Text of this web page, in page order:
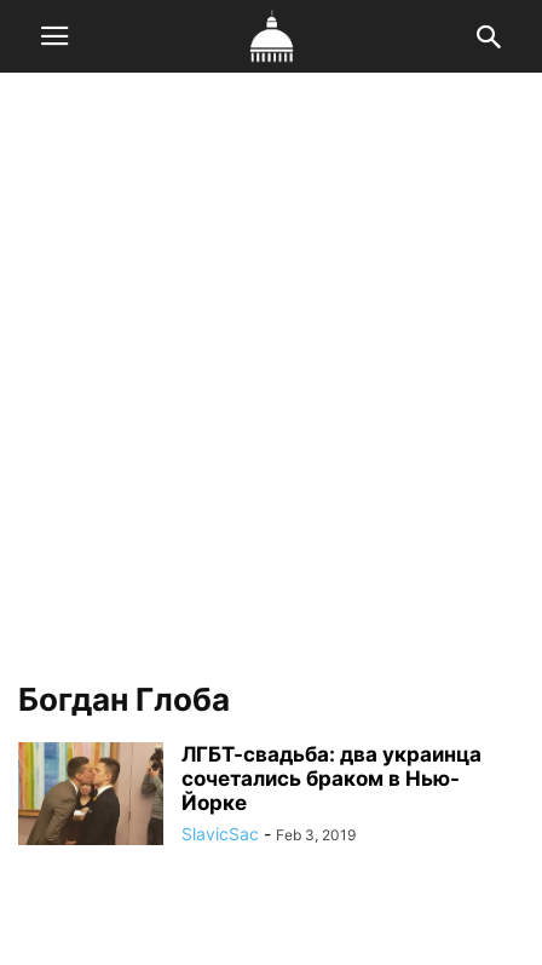
Богдан Глоба
ЛГБТ-свадьба: два украинца
сочетались браком в Нью-
Йорке
SlavicSac - Feb 3, 2019